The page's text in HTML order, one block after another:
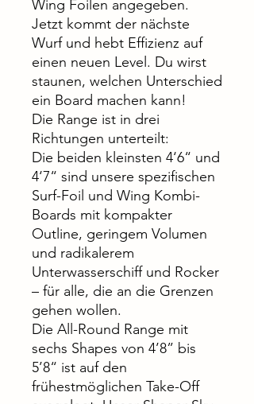
Wing Foilen angegeben.
Jetzt kommt der nächste
Wurf und hebt Effizienz auf
einen neuen Level. Du wirst
staunen, welchen Unterschied
ein Board machen kann!
Die Range ist in drei
Richtungen unterteilt:
Die beiden kleinsten 4‘6“ und
4‘7“ sind unsere spezifischen
Surf-Foil und Wing Kombi-
Boards mit kompakter
Outline, geringem Volumen
und radikalerem
Unterwasserschiff und Rocker
– für alle, die an die Grenzen
gehen wollen.
Die All-Round Range mit
sechs Shapes von 4’8” bis
5’8“ ist auf den
frühestmöglichen Take-Off